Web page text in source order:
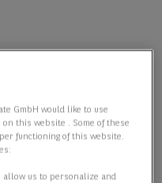
GmbH would like to use
this website . Some of these
functioning of this website.
allow us to personalize and